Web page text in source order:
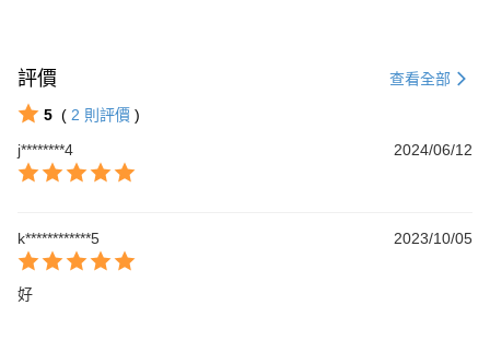
評價 查看全部
5 ( 2 則評價 )
j********4
2024/06/12
k************5 2023/10/05
好